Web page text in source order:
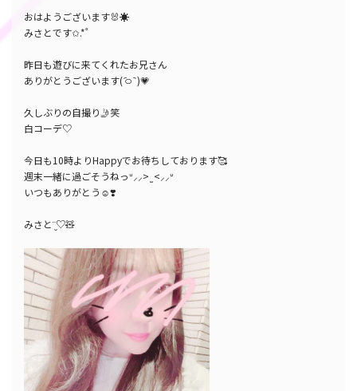
おはようございます🐰☀
みさとです✩.*˚
昨日も遊びに来てくれたお兄さん
ありがとうございます( ᷇࿀ ᷆ )‬💗
久しぶりの自撮り🤳笑
白コーデ♡
今日も10時よりHappyでお待ちしております🥰
週末一緒に過ごそうねっᐡ⸝⸝> ̫ <⸝⸝ᐡ
いつもありがとう☺️❣️
みさと¨̮♡🧸